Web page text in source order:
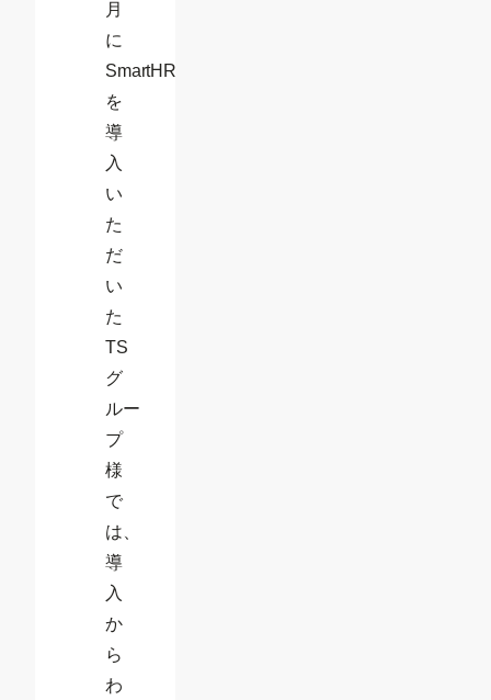
月
に
SmartHR
を
導
入
い
た
だ
い
た
TS
グ
ルー
プ
様
で
は、
導
入
か
ら
わ